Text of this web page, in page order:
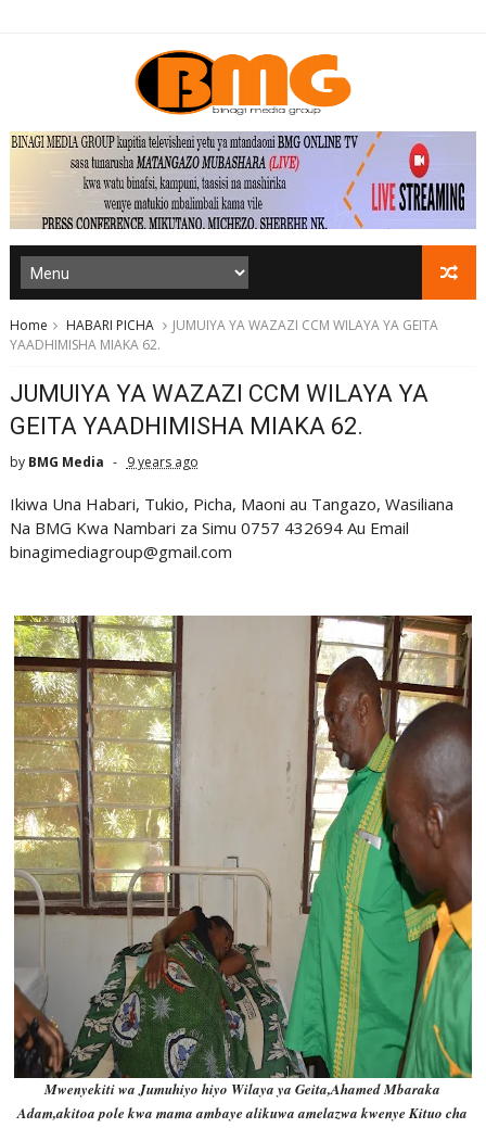
Home HABARI PICHA
JUMUIYA YA WAZAZI CCM WILAYA YA GEITA
YAADHIMISHA MIAKA 62.
JUMUIYA YA WAZAZI CCM WILAYA YA
GEITA YAADHIMISHA MIAKA 62.
by BMG Media 9 years ago
Ikiwa Una Habari, Tukio, Picha, Maoni au Tangazo, Wasiliana
Na BMG Kwa Nambari za Simu 0757 432694 Au Email
binagimediagroup@gmail.com
Mwenyekiti wa Jumuhiyo hiyo Wilaya ya Geita,Ahamed Mbaraka
Adam,akitoa pole kwa mama ambaye alikuwa amelazwa kwenye Kituo cha